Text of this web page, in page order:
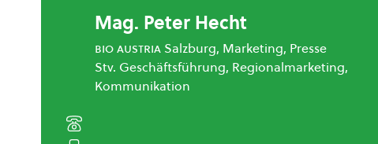
Mag. Peter Hecht
bio austria Salzburg, Marketing, Presse
Stv. Geschäftsführung, Regionalmarketing,
Kommunikation